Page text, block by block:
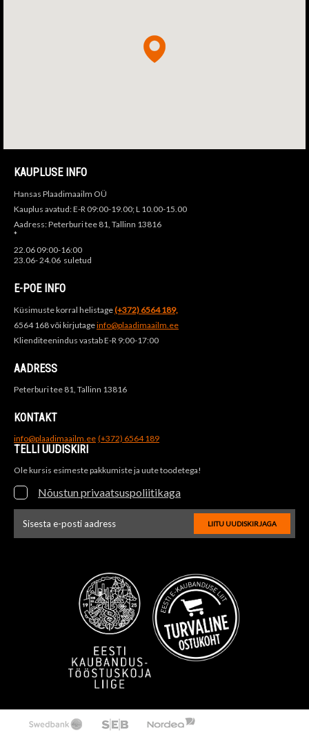
KAUPLUSE INFO
Hansas Plaadimaailm OÜ
Kauplus avatud: E-R 09:00-19.00; L 10.00-15.00
Aadress: Peterburi tee 81, Tallinn 13816
*
22.06 09:00-16:00
23.06- 24.06 suletud
E-POE INFO
Küsimuste korral helistage(+372) 6564 189,
6564 168 või kirjutageinfo@plaadimaailm.ee
Klienditeenindus vastab E-R 9:00-17:00
AADRESS
Peterburi tee 81, Tallinn 13816
KONTAKT
info@plaadimaailm.ee (+372) 6564 189
TELLI UUDISKIRI
Ole kursis esimeste pakkumiste ja uute toodetega!
Nõustun privaatsuspoliitikaga
LIITU UUDISKIRJAGA